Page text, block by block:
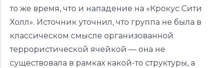
то же время, что и нападение на «Крокус Сити
Холл». Источник уточнил, что группа не была в
классическом смысле организованной
террористической ячейкой — она не
существовала в рамках какой-то структуры, а